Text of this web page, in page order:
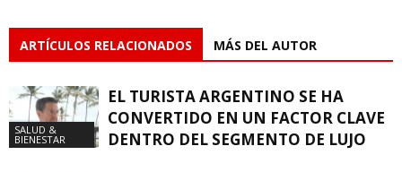
ARTÍCULOS RELACIONADOS MÁS DEL AUTOR
SALUD &
BIENESTAR
EL TURISTA ARGENTINO SE HA
CONVERTIDO EN UN FACTOR CLAVE
DENTRO DEL SEGMENTO DE LUJO